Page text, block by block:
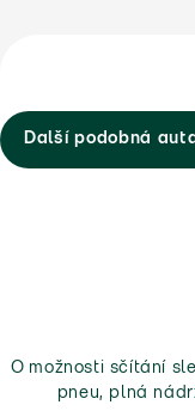
Další podobná auta
O možnosti sčítání
pneu, plná